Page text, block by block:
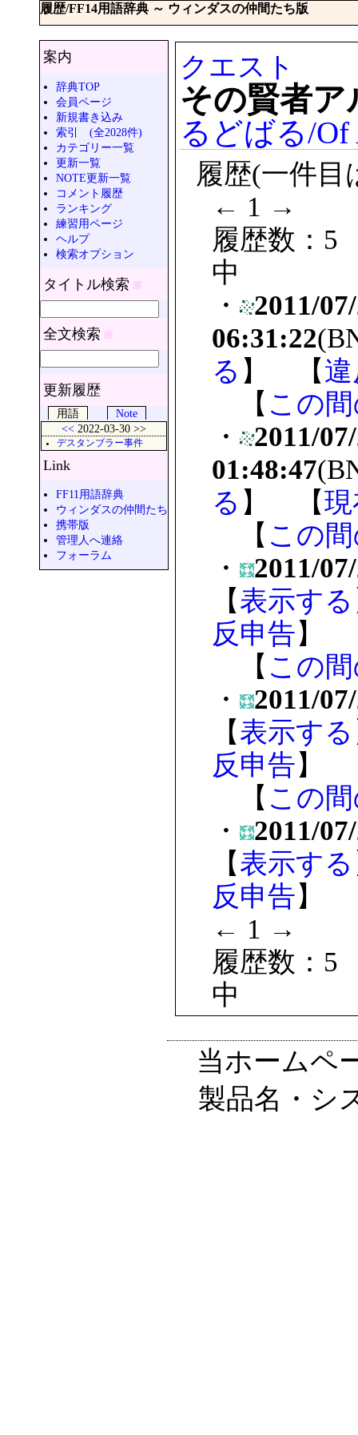
履歴/FF14用語辞典 ～ ウィンダスの仲間たち版
案内
辞典TOP
会員ページ
新規書き込み
索引 (全2028件)
カテゴリー一覧
更新一覧
NOTE更新一覧
コメント履歴
ランキング
練習用ページ
ヘルプ
検索オプション
タイトル検索
全文検索
更新履歴
用語
Note
<< 2022-03-30 >>
デスタンブラー事件
Link
FF11用語辞典
ウィンダスの仲間たち
携帯版
管理人へ連絡
フォーラム
クエスト
その賢者ア
るどばる/Of
履歴(一件目
← 1 →
履歴数：5
中
・
2011/
06:31:22
る 】 【
【 この
・
2011/
01:48:47
る 】 【
【 この
・
2011/
【表示する
反申告】
【 この
・
2011/
【表示する
反申告】
【 この
・
2011/
【表示する
反申告】
← 1 →
履歴数：5
中
当ホームペ
製品名・シ